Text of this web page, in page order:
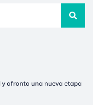
y afronta una nueva etapa